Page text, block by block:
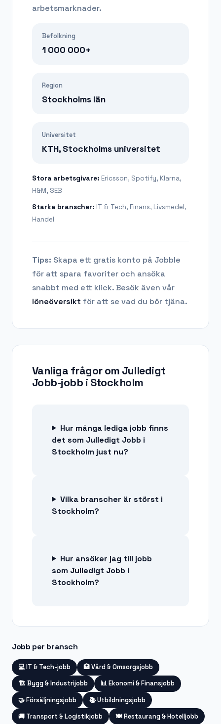
arbetsmarknader.
Befolkning
1 000 000+
Region
Stockholms län
Universitet
KTH, Stockholms universitet
Stora arbetsgivare: Ericsson, Spotify, Klarna,
H&M, SEB
Starka branscher: IT & Tech, Finans, Livsmedel,
Handel
Tips: Skapa ett gratis konto på Jobble
för att spara favoriter och ansöka
snabbt med ett klick. Besök även vår
löneöversikt för att se vad du bör tjäna.
Vanliga frågor om Julledigt
Jobb-jobb i Stockholm
Hur många lediga jobb finns
det som Julledigt Jobb i
Stockholm just nu?
Vilka branscher är störst i
Stockholm?
Hur ansöker jag till jobb
som Julledigt Jobb i
Stockholm?
Jobb per bransch
💻IT & Tech-jobb 🏥Vård & Omsorgsjobb
🏗️ Bygg & Industrijobb 📊Ekonomi & Finansjobb
🤝Försäljningsjobb 📚Utbildningsjobb
🚚 Transport & Logistikjobb 🍽️Restaurang & Hotelljobb